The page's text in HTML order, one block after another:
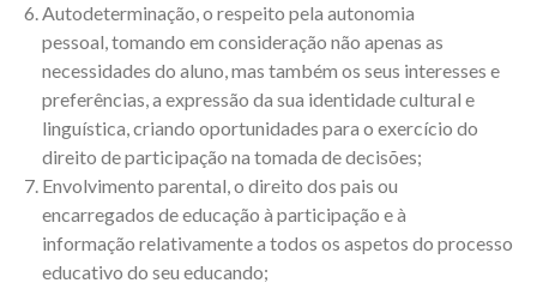
Autodeterminação, o respeito pela autonomia
pessoal, tomando em consideração não apenas as
necessidades do aluno, mas também os seus interesses e
preferências, a expressão da sua identidade cultural e
linguística, criando oportunidades para o exercício do
direito de participação na tomada de decisões;
Envolvimento parental, o direito dos pais ou
encarregados de educação à participação e à
informação relativamente a todos os aspetos do processo
educativo do seu educando;